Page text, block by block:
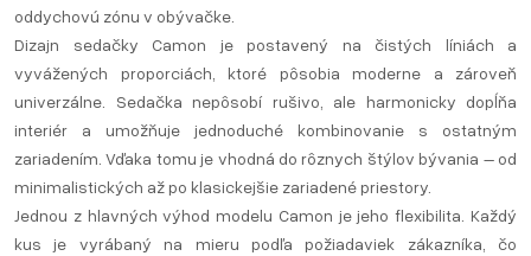
oddychovú zónu v obývačke.
Dizajn sedačky Camon je postavený na čistých líniách a
vyvážených proporciách, ktoré pôsobia moderne a zároveň
univerzálne. Sedačka nepôsobí rušivo, ale harmonicky dopĺňa
interiér a umožňuje jednoduché kombinovanie s ostatným
zariadením. Vďaka tomu je vhodná do rôznych štýlov bývania – od
minimalistických až po klasickejšie zariadené priestory.
Jednou z hlavných výhod modelu Camon je jeho flexibilita. Každý
kus je vyrábaný na mieru podľa požiadaviek zákazníka, čo